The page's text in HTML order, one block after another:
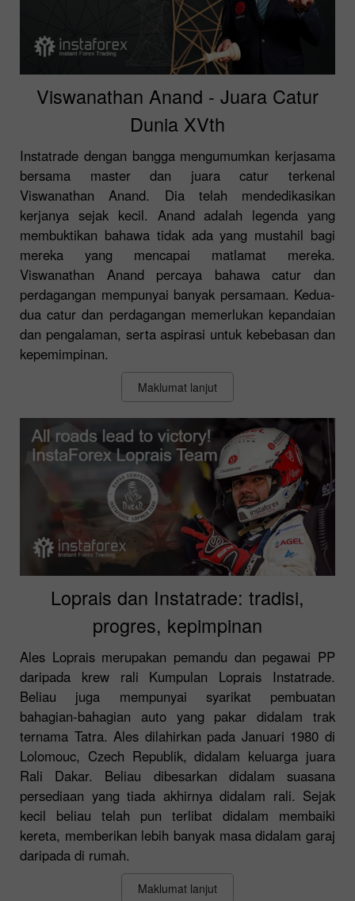
Viswanathan Anand - Juara Catur
Dunia XVth
Instatrade dengan bangga mengumumkan kerjasama
bersama master dan juara catur terkenal
Viswanathan Anand. Dia telah mendedikasikan
kerjanya sejak kecil. Anand adalah legenda yang
membuktikan bahawa tidak ada yang mustahil bagi
mereka yang mencapai matlamat mereka.
Viswanathan Anand percaya bahawa catur dan
perdagangan mempunyai banyak persamaan. Kedua-
dua catur dan perdagangan memerlukan kepandaian
dan pengalaman, serta aspirasi untuk kebebasan dan
kepemimpinan.
Maklumat lanjut
Loprais dan Instatrade: tradisi,
progres, kepimpinan
Ales Loprais merupakan pemandu dan pegawai PP
daripada krew rali Kumpulan Loprais Instatrade.
Beliau juga mempunyai syarikat pembuatan
bahagian-bahagian auto yang pakar didalam trak
ternama Tatra. Ales dilahirkan pada Januari 1980 di
Lolomouc, Czech Republik, didalam keluarga juara
Rali Dakar. Beliau dibesarkan didalam suasana
persediaan yang tiada akhirnya didalam rali. Sejak
kecil beliau telah pun terlibat didalam membaiki
kereta, memberikan lebih banyak masa didalam garaj
daripada di rumah.
Maklumat lanjut